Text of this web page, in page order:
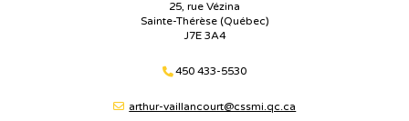
25, rue Vézina
Sainte-Thérèse (Québec)
J7E 3A4
450 433-5530
arthur-vaillancourt@cssmi.qc.ca